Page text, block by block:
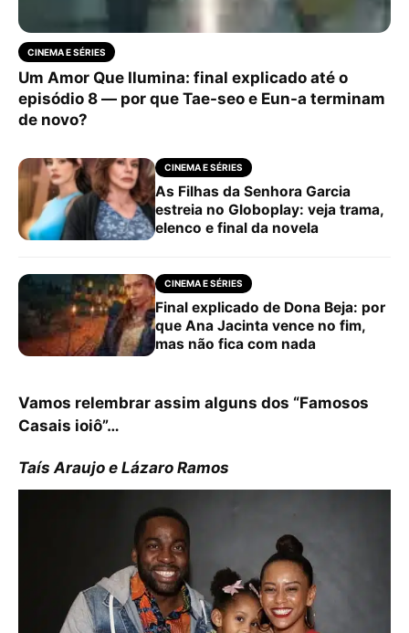
CINEMA E SÉRIES
Um Amor Que Ilumina: final explicado até o
episódio 8 — por que Tae-seo e Eun-a terminam
de novo?
CINEMA E SÉRIES
As Filhas da Senhora Garcia
estreia no Globoplay: veja trama,
elenco e final da novela
CINEMA E SÉRIES
Final explicado de Dona Beja: por
que Ana Jacinta vence no fim,
mas não fica com nada
Vamos relembrar assim alguns dos “Famosos
Casais ioiô”…
Taís Araujo e Lázaro Ramos